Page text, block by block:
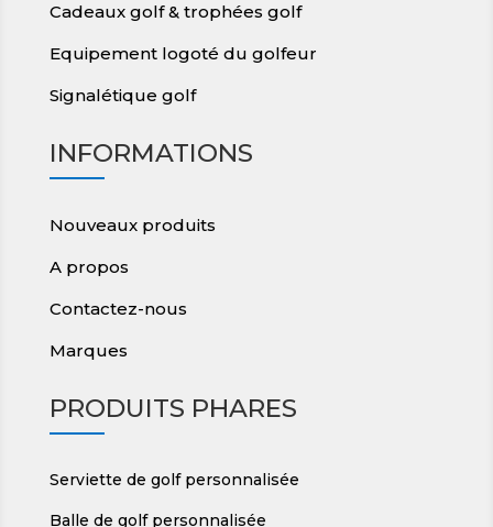
Cadeaux golf & trophées golf
Equipement logoté du golfeur
Signalétique golf
INFORMATIONS
Nouveaux produits
A propos
Contactez-nous
Marques
PRODUITS PHARES
Serviette de golf personnalisée
Balle de golf personnalisée